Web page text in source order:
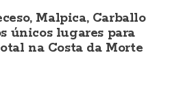
Malpica, Carballo
únicos lugares para
na Costa da Morte